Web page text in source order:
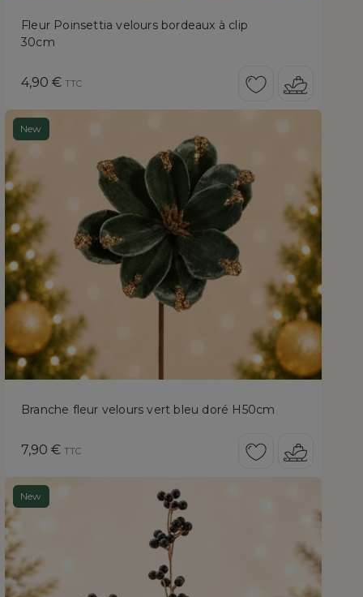
Fleur Poinsettia velours bordeaux à clip
30cm
Prix
4,90 € TTC
New
Branche fleur velours vert bleu doré H50cm
Prix
7,90 € TTC
New